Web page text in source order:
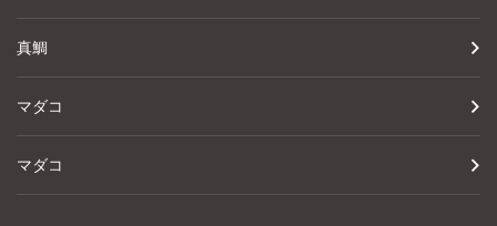
真鯛
マダコ
マダコ